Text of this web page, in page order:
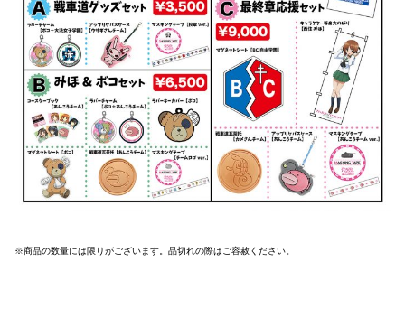
※商品の数量には限りがございます。品切れの際はご容赦ください。